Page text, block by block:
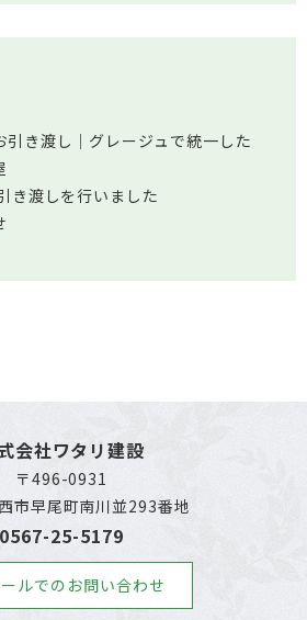
引き渡し｜グレージュで統一した
き渡しを行いました
会社ワタリ建設
〒496-0931
市早尾町南川並293番地
0567-25-5179
ールでのお問い合わせ